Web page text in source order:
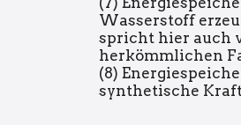
Wasserstoff
spricht hier auch
herkömmlichen
(8)
synthetische